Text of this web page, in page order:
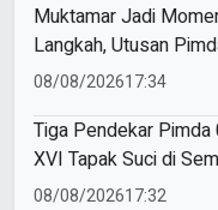
Muktamar Jadi
Langkah, Utusan
Bawa Harapan untuk
08/08/202617:34
Tiga Pendekar
XVI Tapak Suci di
Penguatan Kaderisasi
08/08/202617:32